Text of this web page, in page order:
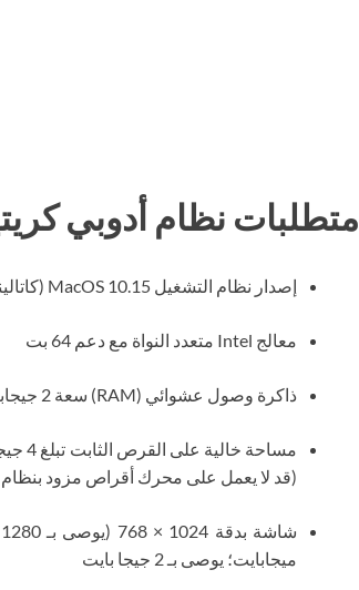
متطلبات نظام أدوبي
إصدار نظام التشغيل MacOS 10.15 (كاتالينا)
معالج Intel متعدد النواة مع دعم 64 بت
ذاكرة وصول عشوائي (RAM) سعة 2 جيجابايت أو أكثر (يوصى بـ 8 جيجابايت)
(قد لا يعمل على محرك أقراص مزود
ميجابايت؛ يوصى بـ 2 جيجا بايت